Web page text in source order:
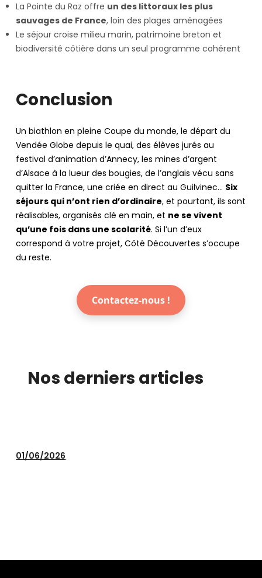
La Pointe du Raz offre un des littoraux les plus
sauvages de France, loin des plages aménagées
Le séjour croise milieu marin, patrimoine breton et
biodiversité côtière dans un seul programme cohérent
Conclusion
Un biathlon en pleine Coupe du monde, le départ du
Vendée Globe depuis le quai, des élèves jurés au
festival d’animation d’Annecy, les mines d’argent
d’Alsace à la lueur des bougies, de l’anglais vécu sans
quitter la France, une criée en direct au Guilvinec… Six
séjours qui n’ont rien d’ordinaire, et pourtant, ils sont
réalisables, organisés clé en main, et ne se vivent
qu’une fois dans une scolarité. Si l’un d’eux
correspond à votre projet, Côté Découvertes s’occupe
du reste.
Contactez-nous !
Nos derniers articles
01/06/2026